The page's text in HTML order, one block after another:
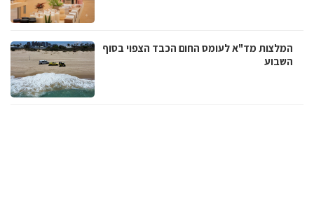
המלצות מד"א לעומס החום הכבד הצפוי בסוף
השבוע